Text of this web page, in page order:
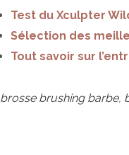
Test du Xculpter
Sélection des
Tout savoir sur
brosse brushing barbe,